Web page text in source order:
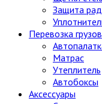
Защита
Перевозка грузов
Матрас
Утеплитель
Автобоксы
Аксессуары